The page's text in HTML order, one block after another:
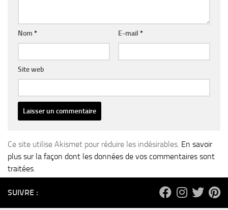
Nom * E-mail *
Site web
Ce site utilise Akismet pour réduire les indésirables. En savoir
plus sur la façon dont les données de vos commentaires sont
traitées.
SUIVRE :